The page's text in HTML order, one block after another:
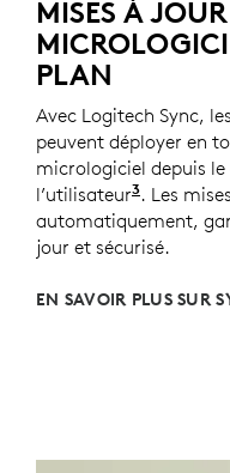
MISES À
PLAN
Avec Logitech Sync,
peuvent déployer en
micrologiciel depuis
l’utilisateur3. Les
automatiquement,
jour et sécurisé.
EN SAVOIR PLUS SUR